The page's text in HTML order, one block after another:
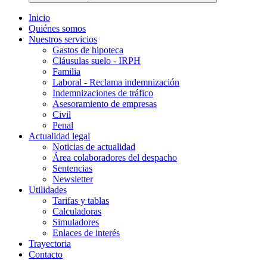
Inicio
Quiénes somos
Nuestros servicios
Gastos de hipoteca
Cláusulas suelo - IRPH
Familia
Laboral - Reclama indemnización
Indemnizaciones de tráfico
Asesoramiento de empresas
Civil
Penal
Actualidad legal
Noticias de actualidad
Área colaboradores del despacho
Sentencias
Newsletter
Utilidades
Tarifas y tablas
Calculadoras
Simuladores
Enlaces de interés
Trayectoria
Contacto